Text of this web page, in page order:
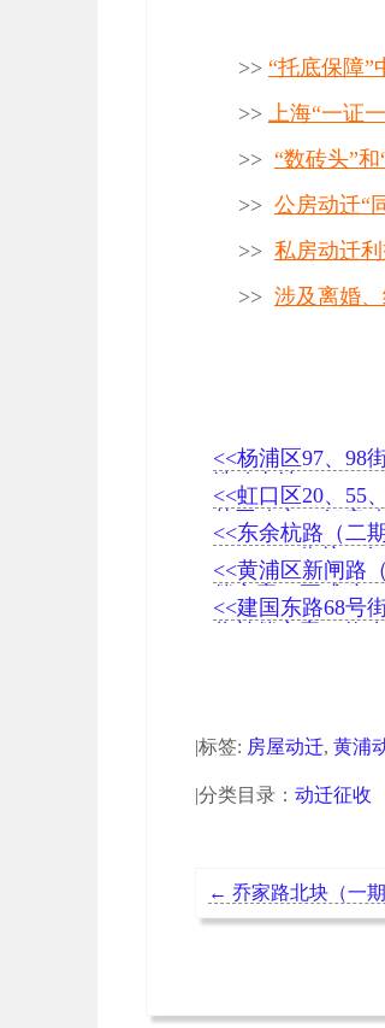
>> “托底保障”
>> 上海“一证
>> “数砖头”
>> 公房动迁“
>> 私房动迁
>> 涉及离婚
<<杨浦区97、98
选购办法
<<虹口区20、55
范围确定一征启动
<<东余杭路（二
108、109街坊一
<<黄浦区新闸路
偿方案（正式稿）
<<​建国东路68号
|标签: 房屋动迁, 黄浦
|分类目录： 动迁征收
← 乔家路北块（一